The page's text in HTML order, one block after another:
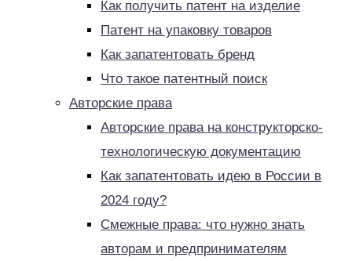
Как получить патент на изделие
Патент на упаковку товаров
Как запатентовать бренд
Что такое патентный поиск
Авторские права
Авторские права на конструкторско-
технологическую документацию
Как запатентовать идею в России в
2024 году?
Смежные права: что нужно знать
авторам и предпринимателям